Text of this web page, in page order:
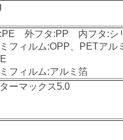
:PE 外フタ:PP 内フタ:シ
フィルム:OPP、PETアル
フィルム:アルミ箔
ーマックス5.0